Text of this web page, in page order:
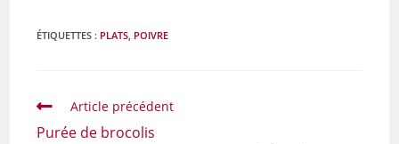
ÉTIQUETTES : PLATS, POIVRE
Article précédent
Purée de brocolis